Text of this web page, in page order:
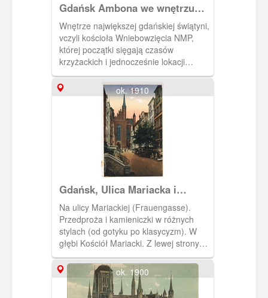
Gdańsk Ambona we wnętrzu
kościoła Wniebowzięcia NMP
(Die Marienkirche)
Wnętrze największej gdańskiej świątyni,
vczyli kościoła Wniebowzięcia NMP,
której początki sięgają czasów
krzyżackich i jednocześnie lokacji
Głównego Miasta Gdańska. Pełnił on
rolę fary tej części miasta. Był on
sukcesywnie rozbudowywany, aż
osiągnął ostateczny kształt w
początkach XVI w. W 2 poł XVI w. został
przejęty przez luteran. Przez kilkaset lat
pełnił rolę najważniejszej świątyni
luterańskiej w Gdańsku. Bogate
wyposażenie uległo w dużej mierze
zniszczeniu lub rozproszeniu w czasie II
wojny światowej. Dotyczy to również
ambony, która widoczna jest na zdjęciu.
Jej miejsce po II wojnie zajęła ambona
z kościoła św. Jana.
ok. 1910
Gdańsk, Ulica Mariacka i
Bazylika Mariacka.
Na ulicy Mariackiej (Frauengasse).
Przedproża i kamieniczki w różnych
stylach (od gotyku po klasycyzm). W
głębi Kościół Mariacki. Z lewej strony
widoczne drzewo. Pocztówka z
minialbumu "Zehn Der schonsten
ansichten von DANZIG". Auch als
postkarten verwendbar.
ok. 1900